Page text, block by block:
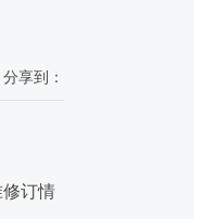
分享到：
订情